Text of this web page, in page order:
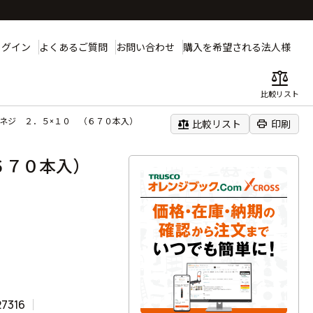
イン よくあるご質問 お問い合わせ 購入を希望される法人様
balance
比較リスト
ジ ２．５×１０ （６７０本入） balance 比較リスト print 印刷
０本入）